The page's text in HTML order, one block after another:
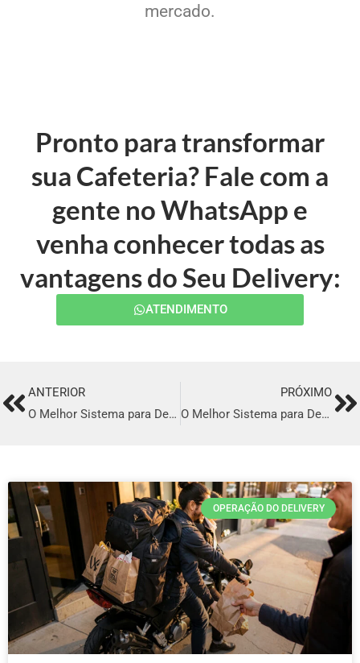
mercado.
Pronto para transformar
sua Cafeteria? Fale com a
gente no WhatsApp e
venha conhecer todas as
vantagens do Seu Delivery:
ATENDIMENTO
PrevANTERIOR
O Melhor Sistema para Delivery em Sorriso
PRÓXIMO
O Melhor Sistema para Delivery em Mococa
OPERAÇÃO DO DELIVERY